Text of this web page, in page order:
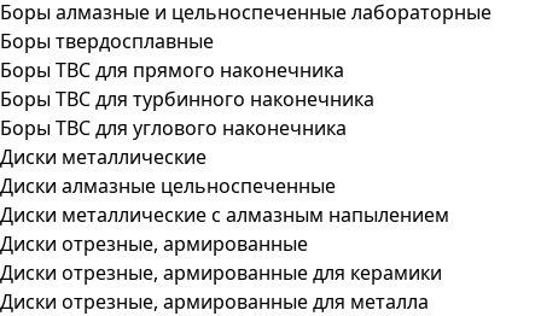
Боры алмазные и цельноспеченные лабораторные
Боры твердосплавные
Боры ТВС для прямого наконечника
Боры ТВС для турбинного наконечника
Боры ТВС для углового наконечника
Диски металлические
Диски алмазные цельноспеченные
Диски металлические с алмазным напылением
Диски отрезные, армированные
Диски отрезные, армированные для керамики
Диски отрезные, армированные для металла